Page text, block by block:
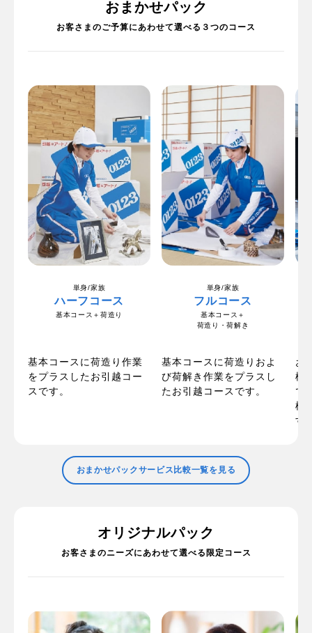
おまかせパック
お客さまのご予算にあわせて選べる３つのコース
単身/家族
ハーフコース
基本コース＋荷造り
基本コースに荷造り作業
をプラスしたお引越コー
スです。
単身/家族
フルコース
基本コース＋
荷造り・荷解き
基本コースに荷造りおよ
び荷解き作業をプラスし
たお引越コースです。
お
梱
で
標
す
オリジナルパック
お客さまのニーズにあわせて選べる限定コース
おまかせパックサービス比較一覧を見る